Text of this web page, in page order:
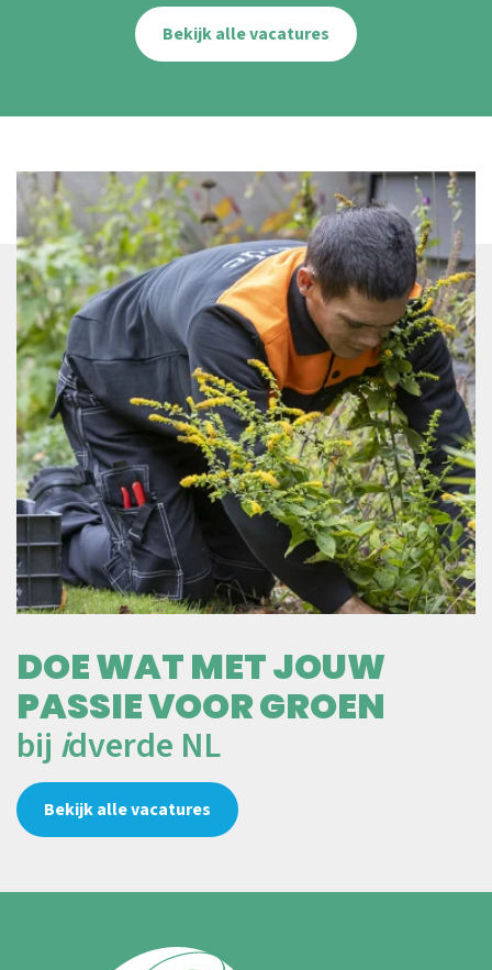
Bekijk alle vacatures
DOE WAT MET JOUW
PASSIE VOOR GROEN
bij idverde NL
Bekijk alle vacatures